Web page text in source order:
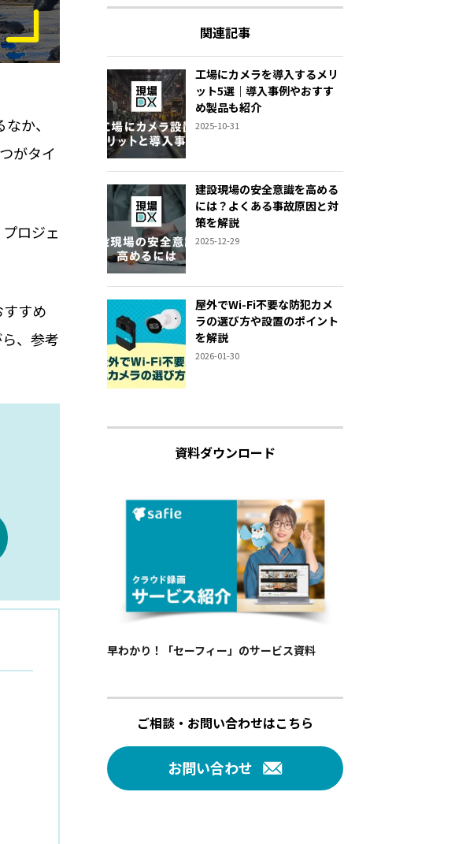
か、
がタイ
ロジェ
すめ
、参考
関連記事
工場にカメラを導入するメリ
ット5選｜導入事例やおすす
め製品も紹介
2025-10-31
建設現場の安全意識を高める
には？よくある事故原因と対
策を解説
2025-12-29
屋外でWi-Fi不要な防犯カメ
ラの選び方や設置のポイント
を解説
2026-01-30
資料ダウンロード
早わかり！「セーフィー」のサービス資料
ご相談・お問い合わせはこちら
お問い合わせ